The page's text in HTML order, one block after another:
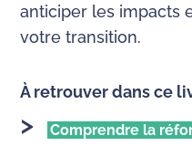
anticiper les impacts
votre transition.
À retrouver dans ce
Comprendre la